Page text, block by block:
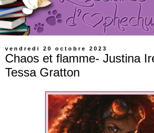
vendredi 20 octobre 2023
Chaos et flamme- Justina
Tessa Gratton